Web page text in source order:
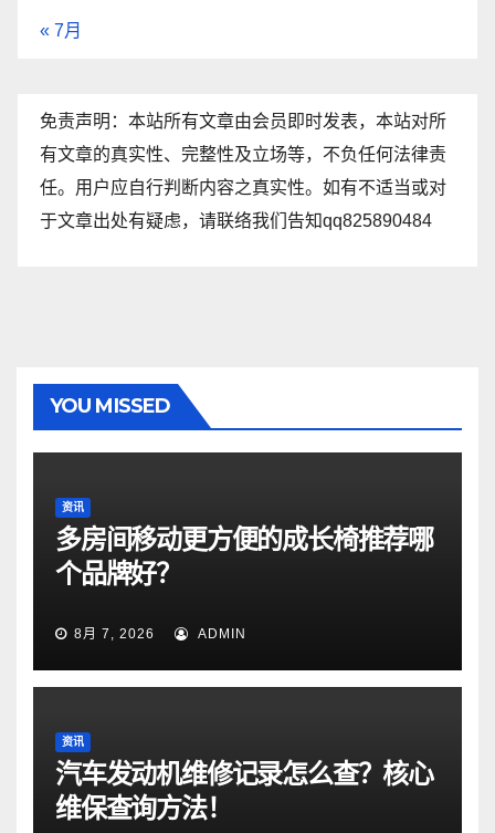
« 7月
免责声明：本站所有文章由会员即时发表，本站对所
有文章的真实性、完整性及立场等，不负任何法律责
任。用户应自行判断内容之真实性。如有不适当或对
于文章出处有疑虑，请联络我们告知qq825890484
YOU MISSED
资讯
多房间移动更方便的成长椅推荐哪
个品牌好？
8月 7, 2026 ADMIN
资讯
汽车发动机维修记录怎么查？核心
维保查询方法！